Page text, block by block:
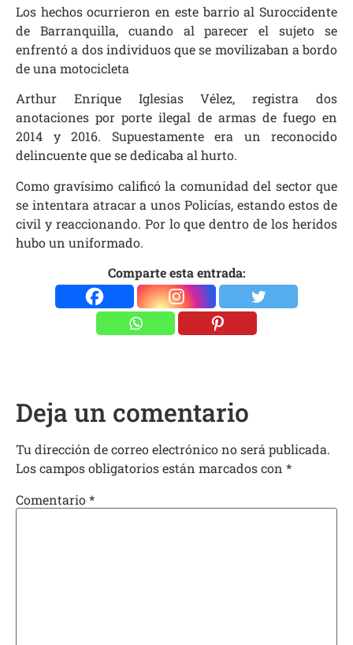
Los hechos ocurrieron en este barrio al Suroccidente
de Barranquilla, cuando al parecer el sujeto se
enfrentó a dos individuos que se movilizaban a bordo
de una motocicleta
Arthur Enrique Iglesias Vélez, registra dos
anotaciones por porte ilegal de armas de fuego en
2014 y 2016. Supuestamente era un reconocido
delincuente que se dedicaba al hurto.
Como gravísimo calificó la comunidad del sector que
se intentara atracar a unos Policías, estando estos de
civil y reaccionando. Por lo que dentro de los heridos
hubo un uniformado.
Comparte esta entrada:
Deja un comentario
Tu dirección de correo electrónico no será publicada.
Los campos obligatorios están marcados con *
Comentario*